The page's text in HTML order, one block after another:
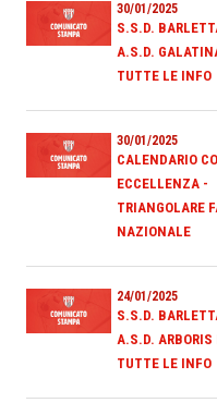
30/01/2025
S.S.D.
A.S.D.
TUTTE LE INFO
30/01/2025
CALENDARIO
ECCELLENZA -
TRIANGOLARE
NAZIONALE
24/01/2025
S.S.D.
A.S.D.
TUTTE LE INFO